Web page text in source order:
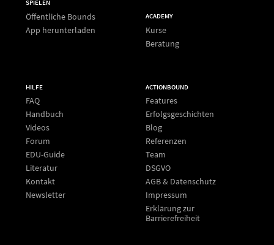
SPIELEN
Öffentliche Bounds
App herunterladen
ACADEMY
Kurse
Beratung
HILFE
FAQ
Handbuch
Videos
Forum
EDU-Guide
Literatur
Kontakt
Newsletter
ACTIONBOUND
Features
Erfolgsgeschichten
Blog
Referenzen
Team
DSGVO
AGB & Datenschutz
Impressum
Erklärung zur
Barrierefreiheit